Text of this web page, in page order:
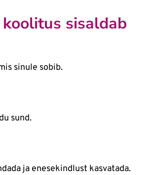
sisaldab
sinule sobib.
sund.
ja enesekindlust kasvatada.